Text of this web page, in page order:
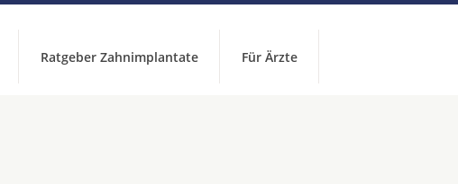
Ratgeber Zahnimplantate Für Ärzte